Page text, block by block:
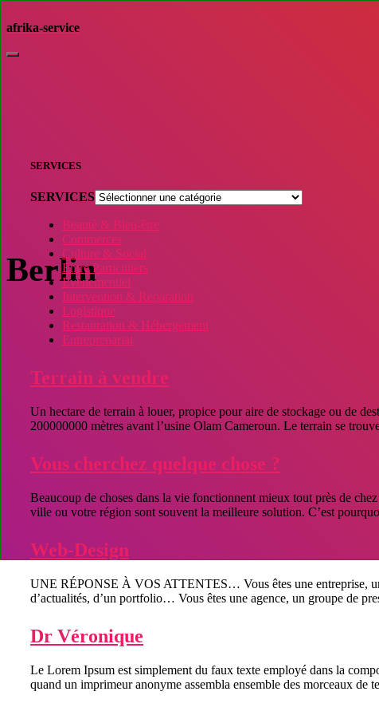
afrika-service
Déplier
Berlin
SERVICES
SERVICES
Beauté & Bien-être
Commerces
Culture & Social
Entre Particuliers
Evènementiel
Intervention & Reparation
Logistique
Restauration & Hébergement
Entreprenariat
Terrain à vendre
Un hectare de terrain à louer, propice pour aire de stockage ou de
200000000 mètres avant l’usine Olam Cameroun. Le terrain se
Vous cherchez quelque chose ?
Beaucoup de choses dans la vie fonctionnent mieux tout près de
ville ou votre région sont souvent la meilleure solution. C’est
Web-Design
UNE RÉPONSE À VOS ATTENTES… Vous êtes une entreprise,
d’actualités, d’un portfolio… Vous êtes une agence, un groupe de
Dr Véronique
Le Lorem Ipsum est simplement du faux texte employé dans la
quand un imprimeur anonyme assembla ensemble des morceaux de